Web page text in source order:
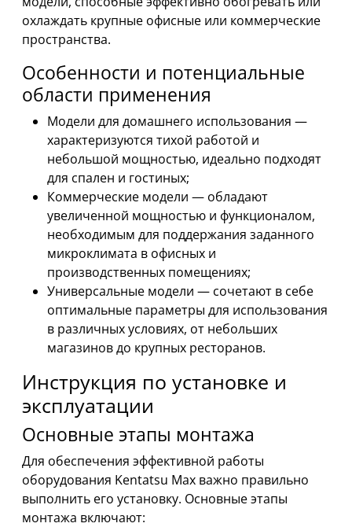
охлаждать крупные офисные или коммерческие
пространства.
Особенности и потенциальные
области применения
Модели для домашнего использования —
характеризуются тихой работой и
небольшой мощностью, идеально подходят
для спален и гостиных;
Коммерческие модели — обладают
увеличенной мощностью и функционалом,
необходимым для поддержания заданного
микроклимата в офисных и
производственных помещениях;
Универсальные модели — сочетают в себе
оптимальные параметры для использования
в различных условиях, от небольших
магазинов до крупных ресторанов.
Инструкция по установке и
эксплуатации
Основные этапы монтажа
Для обеспечения эффективной работы
оборудования Kentatsu Max важно правильно
выполнить его установку. Основные этапы
монтажа включают: